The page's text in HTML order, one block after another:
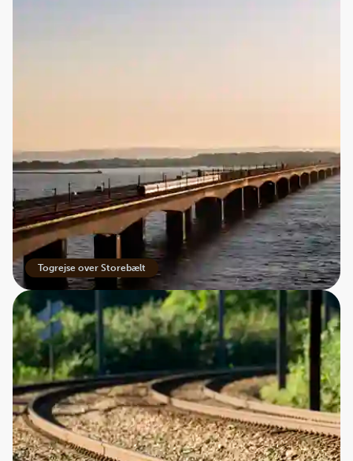
Togrejse over Storebælt